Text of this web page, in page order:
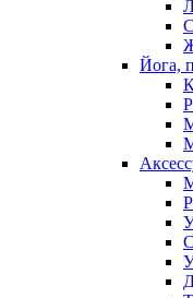
Йога,